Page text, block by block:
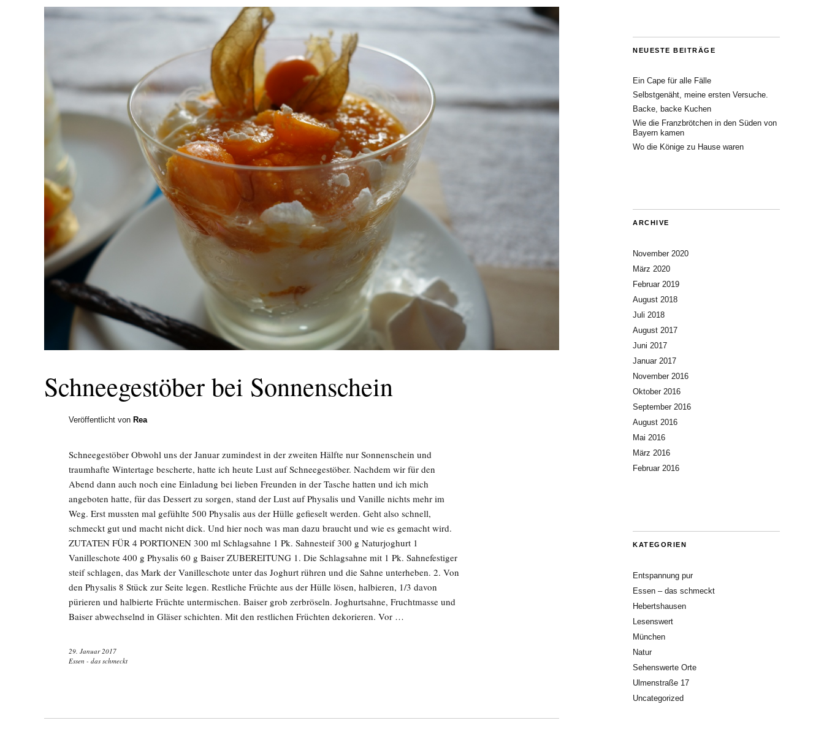
Schneegestöber bei Sonnenschein
Veröffentlicht von Rea
Schneegestöber Obwohl uns der Januar zumindest in der zweiten Hälfte nur Sonnenschein und
traumhafte Wintertage bescherte, hatte ich heute Lust auf Schneegestöber. Nachdem wir für den
Abend dann auch noch eine Einladung bei lieben Freunden in der Tasche hatten und ich mich
angeboten hatte, für das Dessert zu sorgen, stand der Lust auf Physalis und Vanille nichts mehr im
Weg. Erst mussten mal gefühlte 500 Physalis aus der Hülle gefieselt werden. Geht also schnell,
schmeckt gut und macht nicht dick. Und hier noch was man dazu braucht und wie es gemacht wird.
ZUTATEN FÜR 4 PORTIONEN 300 ml Schlagsahne 1 Pk. Sahnesteif 300 g Naturjoghurt 1
Vanilleschote 400 g Physalis 60 g Baiser ZUBEREITUNG 1. Die Schlagsahne mit 1 Pk. Sahnefestiger
steif schlagen, das Mark der Vanilleschote unter das Joghurt rühren und die Sahne unterheben. 2. Von
den Physalis 8 Stück zur Seite legen. Restliche Früchte aus der Hülle lösen, halbieren, 1/3 davon
pürieren und halbierte Früchte untermischen. Baiser grob zerbröseln. Joghurtsahne, Fruchtmasse und
Baiser abwechselnd in Gläser schichten. Mit den restlichen Früchten dekorieren. Vor …
29. Januar 2017
Essen - das schmeckt
NEUESTE BEITRÄGE
Ein Cape für alle Fälle
Selbstgenäht, meine ersten Versuche.
Backe, backe Kuchen
Wie die Franzbrötchen in den Süden von
Bayern kamen
Wo die Könige zu Hause waren
ARCHIVE
November 2020
März 2020
Februar 2019
August 2018
Juli 2018
August 2017
Juni 2017
Januar 2017
November 2016
Oktober 2016
September 2016
August 2016
Mai 2016
März 2016
Februar 2016
KATEGORIEN
Entspannung pur
Essen – das schmeckt
Hebertshausen
Lesenswert
München
Natur
Sehenswerte Orte
Ulmenstraße 17
Uncategorized